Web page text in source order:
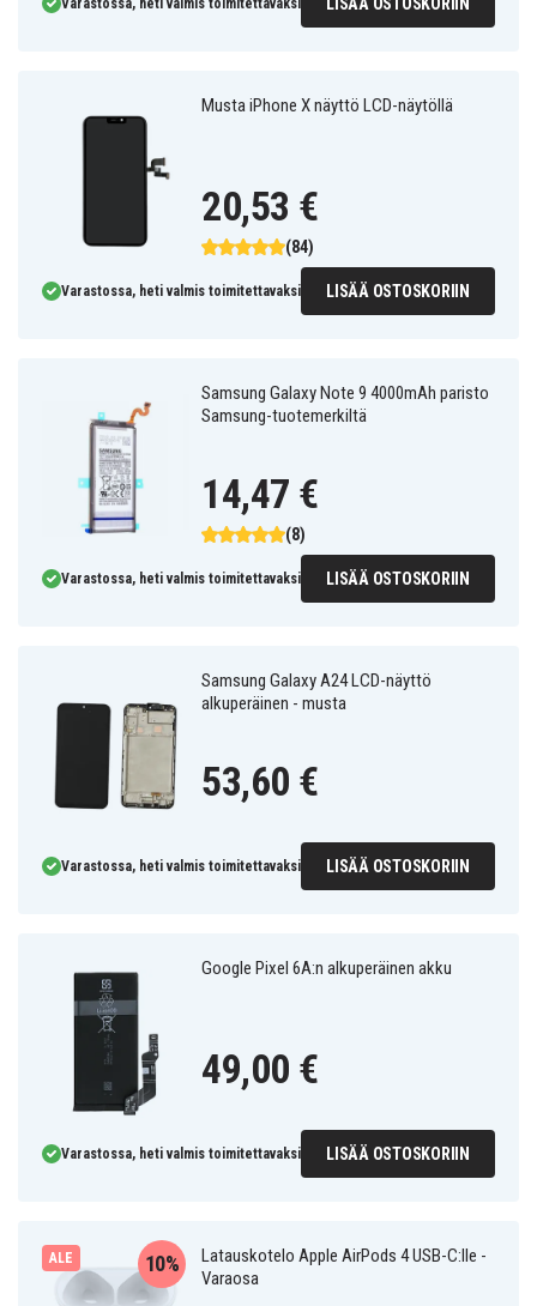
Varastossa, heti valmis toimitettavaksi
Musta iPhone X näyttö LCD-näytöllä
(84)
20,53 €
Varastossa, heti valmis toimitettavaksi LISÄÄ OSTOSKORIIN
Samsung Galaxy Note 9 4000mAh paristo
Samsung-tuotemerkiltä
(8)
14,47 €
Varastossa, heti valmis toimitettavaksi LISÄÄ OSTOSKORIIN
Samsung Galaxy A24 LCD-näyttö
alkuperäinen - musta
53,60 €
Varastossa, heti valmis toimitettavaksi LISÄÄ OSTOSKORIIN
Google Pixel 6A:n alkuperäinen akku
49,00 €
Varastossa, heti valmis toimitettavaksi LISÄÄ OSTOSKORIIN
ALE
Latauskotelo Apple AirPods 4 USB-C:lle -
Varaosa
10%